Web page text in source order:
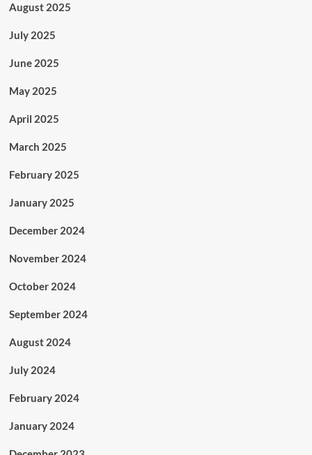
August 2025
July 2025
June 2025
May 2025
April 2025
March 2025
February 2025
January 2025
December 2024
November 2024
October 2024
September 2024
August 2024
July 2024
February 2024
January 2024